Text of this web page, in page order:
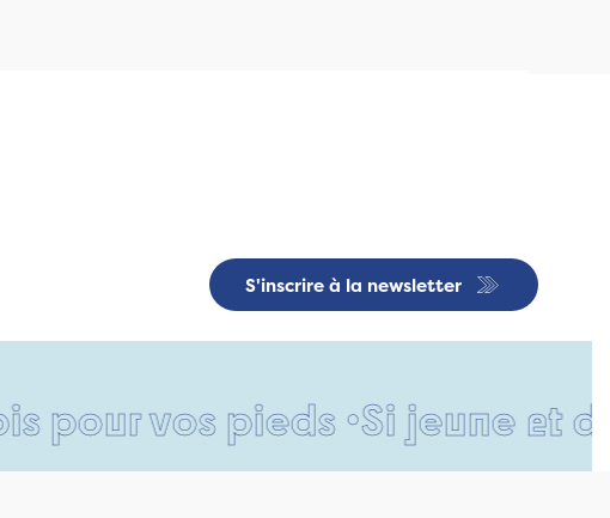
S'inscrire à la newsletter
pieds •Si jeune et déjà si